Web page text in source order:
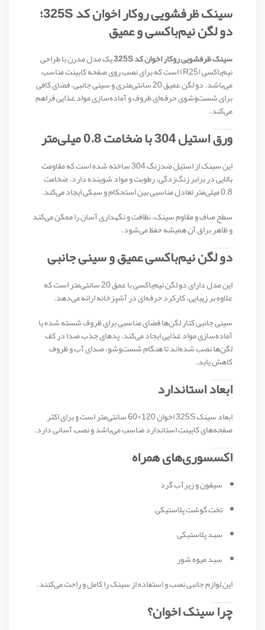
سینک ظرفشویی روکار اخوان کد 325S؛
دو لگن نیم‌باکسی و عمیق
سینک ظرفشویی روکار اخوان کد 325S یک مدل مدرن با طراحی
نیم‌باکسی (R25) است که برای نصب روی صفحه کابینت مناسب
می‌باشد. دو لگن عمیق 20 سانتی‌متری و سینی جانبی، فضای کافی
برای شست‌وشوی حرفه‌ای ظروف و آماده‌سازی مواد غذایی فراهم
می‌کند.
ورق استیل 304 با ضخامت 0.8 میلی‌متر
این سینک از استیل ضدزنگ 304 ساخته شده است که مقاومت
بالایی در برابر زنگ‌زدگی، رطوبت و مواد شوینده دارد. ضخامت
0.8 میلی‌متر تعادل مناسبی بین استحکام و سبکی ایجاد می‌کند.
سطح صاف و مقاوم سینک، نظافت و نگهداری آسان را ممکن می‌کند
و ظاهر براق آن همیشه حفظ می‌شود.
دو لگن نیم‌باکسی عمیق و سینی جانبی
این مدل دارای دو لگن نیم‌باکسی با عمق 20 سانتی‌متر است که
علاوه بر زیبایی، کارکرد حرفه‌ای در آشپزخانه ارائه می‌دهد.
سینی جانبی کنار لگن‌ها فضای مناسبی برای ظروف شسته شده یا
آماده‌سازی مواد غذایی ایجاد می‌کند. پدهای جذب صدا در کف
لگن‌ها نصب شده‌اند تا هنگام شست‌وشو، صدای آب و ظروف
کاهش یابد.
ابعاد استاندارد
ابعاد سینک 325S اخوان 120×60 سانتی‌متر است و برای اکثر
صفحه‌های کابینت استاندارد مناسب می‌باشد و نصب آسانی دارد.
اکسسوری‌های همراه
سیفون و زیرآب گرد
تخت گوشت پلاستیکی
سبد پلاستیکی
سبد میوه شور
این لوازم جانبی نصب و استفاده از سینک را کامل و راحت می‌کنند.
چرا سینک اخوان؟